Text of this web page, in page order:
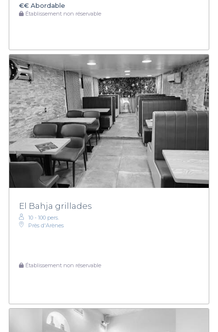
€€ Abordable
Établissement non réservable
El Bahja grillades
10 - 100 pers.
Près d'Arènes
Établissement non réservable